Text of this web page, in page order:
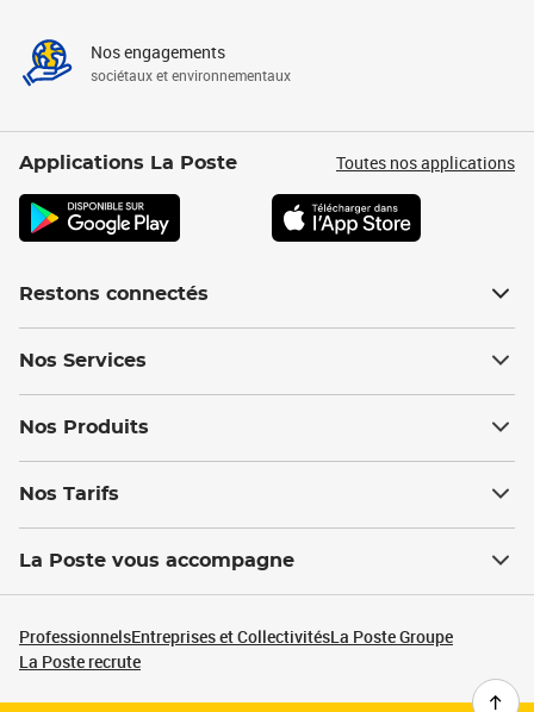
Nos engagements
sociétaux et environnementaux
Applications La Poste Toutes nos applications
Restons connectés
Nos Services
Nos Produits
Nos Tarifs
La Poste vous accompagne
ProfessionnelsEntreprises et CollectivitésLa Poste Groupe
La Poste recrute